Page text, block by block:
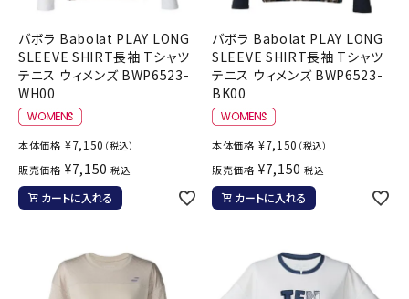
バボラ Babolat PLAY LONG
SLEEVE SHIRT長袖 Tシャツ
テニス ウィメンズ BWP6523-
WH00
本体価格 ¥7,150 （税込）
販売価格 ¥7,150 税込
カートに入れる
バボラ Babolat PLAY LONG
SLEEVE SHIRT長袖 Tシャツ
テニス ウィメンズ BWP6523-
BK00
本体価格 ¥7,150 （税込）
販売価格 ¥7,150 税込
カートに入れる